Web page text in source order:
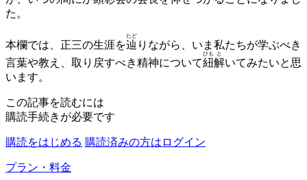
た。
本欄では、正三の生涯を辿
たど
りながら、いま私たちが学ぶべき
言葉や教え、取り戻すべき精神について紐
ひも
解
と
いてみたいと思
います。
この記事を読むには
購読手続きが必要です
購読をはじめる 購読済みの方はログイン
プラン・料金